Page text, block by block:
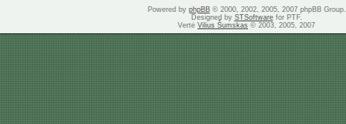
Powered by phpBB© 2000, 2002, 2005, 2007 phpBB Group.
Designed by STSoftwarefor PTF.
Vertė Vilius Šumskas © 2003, 2005, 2007